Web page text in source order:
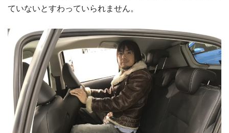
ていないとすわっていられません。